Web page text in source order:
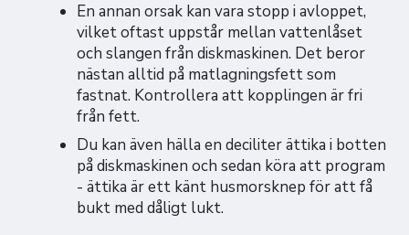
En annan orsak kan vara stopp i avloppet,
vilket oftast uppstår mellan vattenlåset
och slangen från diskmaskinen. Det beror
nästan alltid på matlagningsfett som
fastnat. Kontrollera att kopplingen är fri
från fett.
Du kan även hälla en deciliter ättika i botten
på diskmaskinen och sedan köra att program
- ättika är ett känt husmorsknep för att få
bukt med dåligt lukt.